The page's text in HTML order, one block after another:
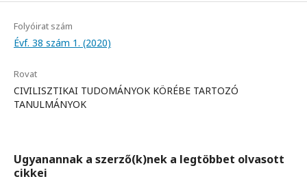
Folyóirat szám
Évf. 38 szám 1. (2020)
Rovat
CIVILISZTIKAI TUDOMÁNYOK KÖRÉBE TARTOZÓ
TANULMÁNYOK
Ugyanannak a szerző(k)nek a legtöbbet olvasott
cikkei